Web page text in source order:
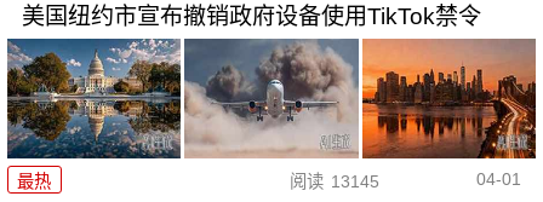
美国纽约市宣布撤销政府设备使用TikTok禁令
最热 阅读 13145 04-01